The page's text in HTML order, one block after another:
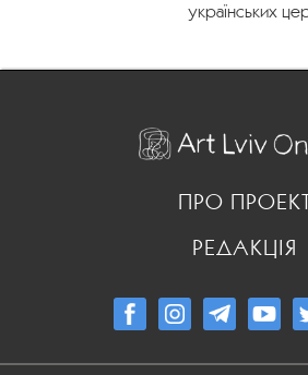
українських
ПРО
РЕДАКЦІЯ